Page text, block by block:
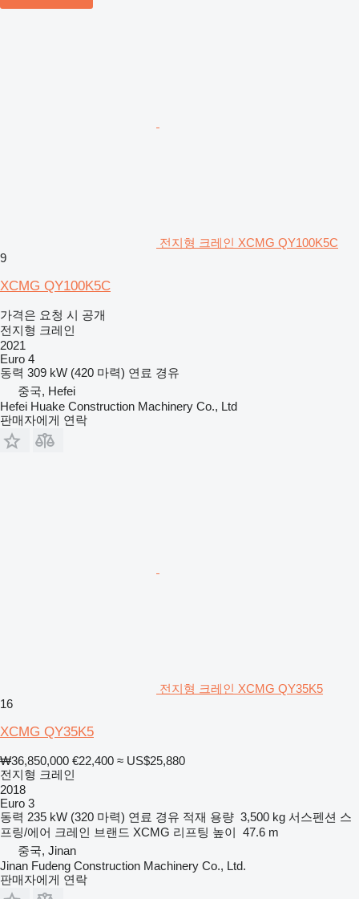
전지형 크레인 XCMG QY100K5C
9
XCMG QY100K5C
가격은 요청 시 공개
전지형 크레인
2021
Euro 4
동력 309 kW (420 마력) 연료 경유
중국, Hefei
Hefei Huake Construction Machinery Co., Ltd
판매자에게 연락
전지형 크레인 XCMG QY35K5
16
XCMG QY35K5
₩36,850,000 €22,400 ≈ US$25,880
전지형 크레인
2018
Euro 3
동력 235 kW (320 마력) 연료 경유 적재 용량 3,500 kg 서스펜션 스
프링/에어 크레인 브랜드 XCMG 리프팅 높이 47.6 m
중국, Jinan
Jinan Fudeng Construction Machinery Co., Ltd.
판매자에게 연락